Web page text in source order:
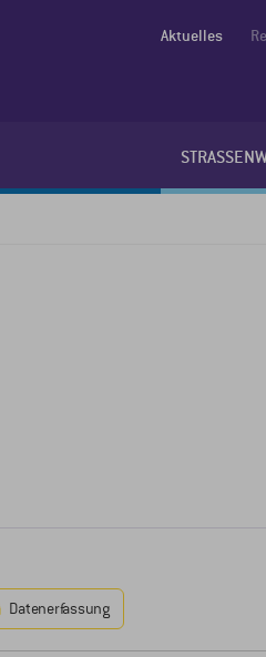
Aktuelles
Datenerfassung